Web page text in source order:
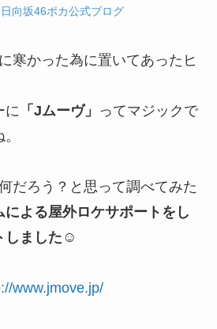
日向坂46ポカ公式ブログ
寒かった為に置いてあったヒ
に 「Jムーヴ」 ってマジックで
だろう？と思って調べてみた
による屋外ロケサポートをし
しました ☺
www.jmove.jp/